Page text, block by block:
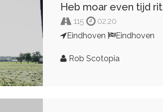
Heb moar even tijd rit
115
02:20
Eindhoven
Eindhoven
Rob Scotopia